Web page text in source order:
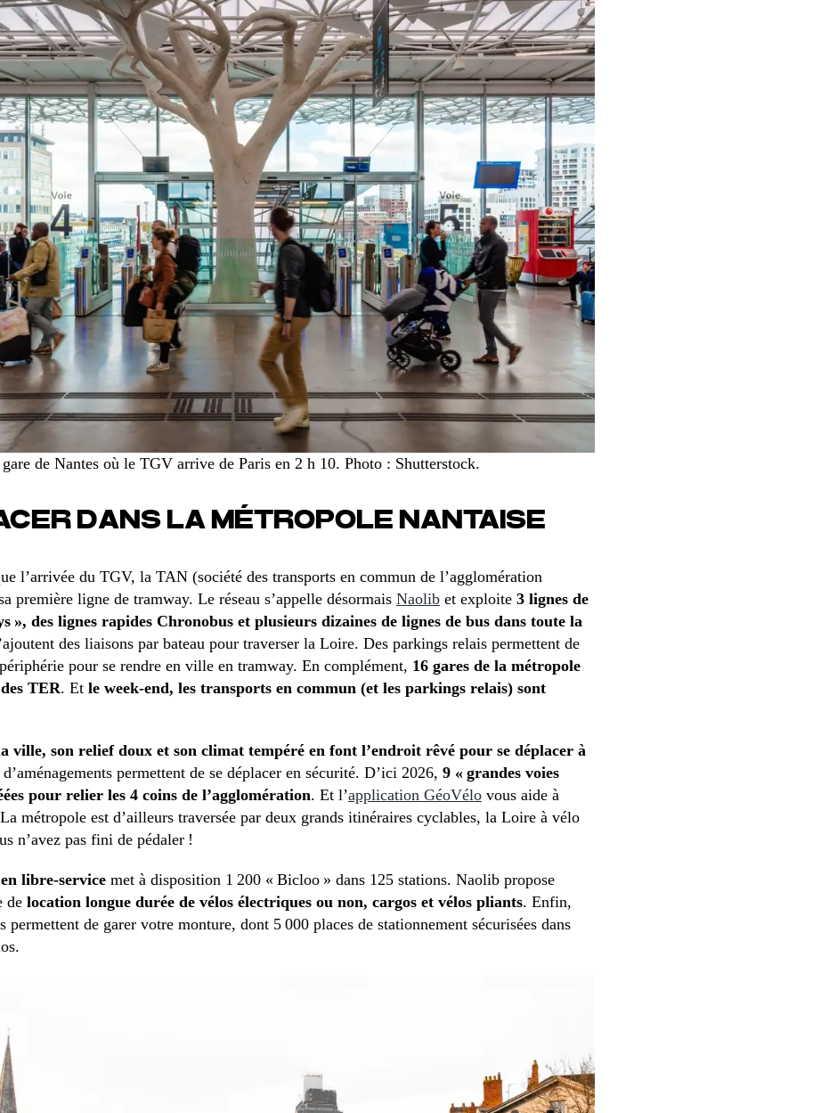
de Nantes où le TGV arrive de Paris en 2 h 10. Photo : Shutterstock.
DANS LA MÉTROPOLE NANTAISE
l’arrivée du TGV, la TAN (société des transports en commun de l’agglomération
première ligne de tramway. Le réseau s’appelle désormais Naolibet exploite 3 lignes de
», des lignes rapides Chronobus et plusieurs dizaines de lignes de bus dans toute la
des liaisons par bateau pour traverser la Loire. Des parkings relais permettent de
pour se rendre en ville en tramway. En complément, 16 gares de la métropole
TER. Et le week-end, les transports en commun (et les parkings relais) sont
ville, son relief doux et son climat tempéré en font l’endroit rêvé pour se déplacer à
permettent de se déplacer en sécurité. D’ici 2026, 9 « grandes voies
pour relier les 4 coins de l’agglomération. Et l’application GéoVélovous aide à
métropole est d’ailleurs traversée par deux grands itinéraires cyclables, la Loire à vélo
n’avez pas fini de pédaler !
libre-servicemet à disposition 1 200 « Bicloo » dans 125 stations. Naolib propose
delocation longue durée de vélos électriques ou non, cargos et vélos pliants. Enfin,
permettent de garer votre monture, dont 5 000 places de stationnement sécurisées dans